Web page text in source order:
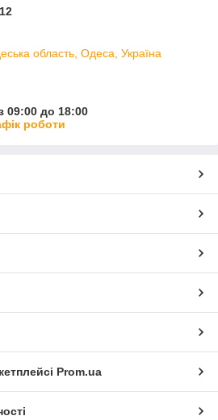
область, Одеса, Україна
09:00 до 18:00
роботи
Prom.ua